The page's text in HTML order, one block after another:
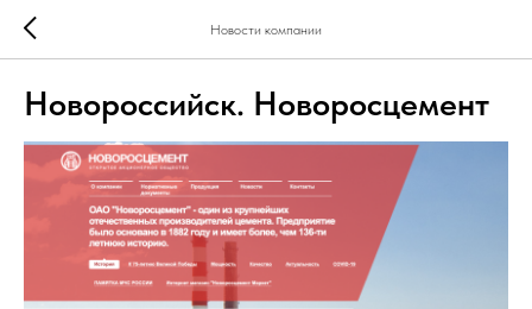
Новости компании
Новороссийск. Новоросцемент